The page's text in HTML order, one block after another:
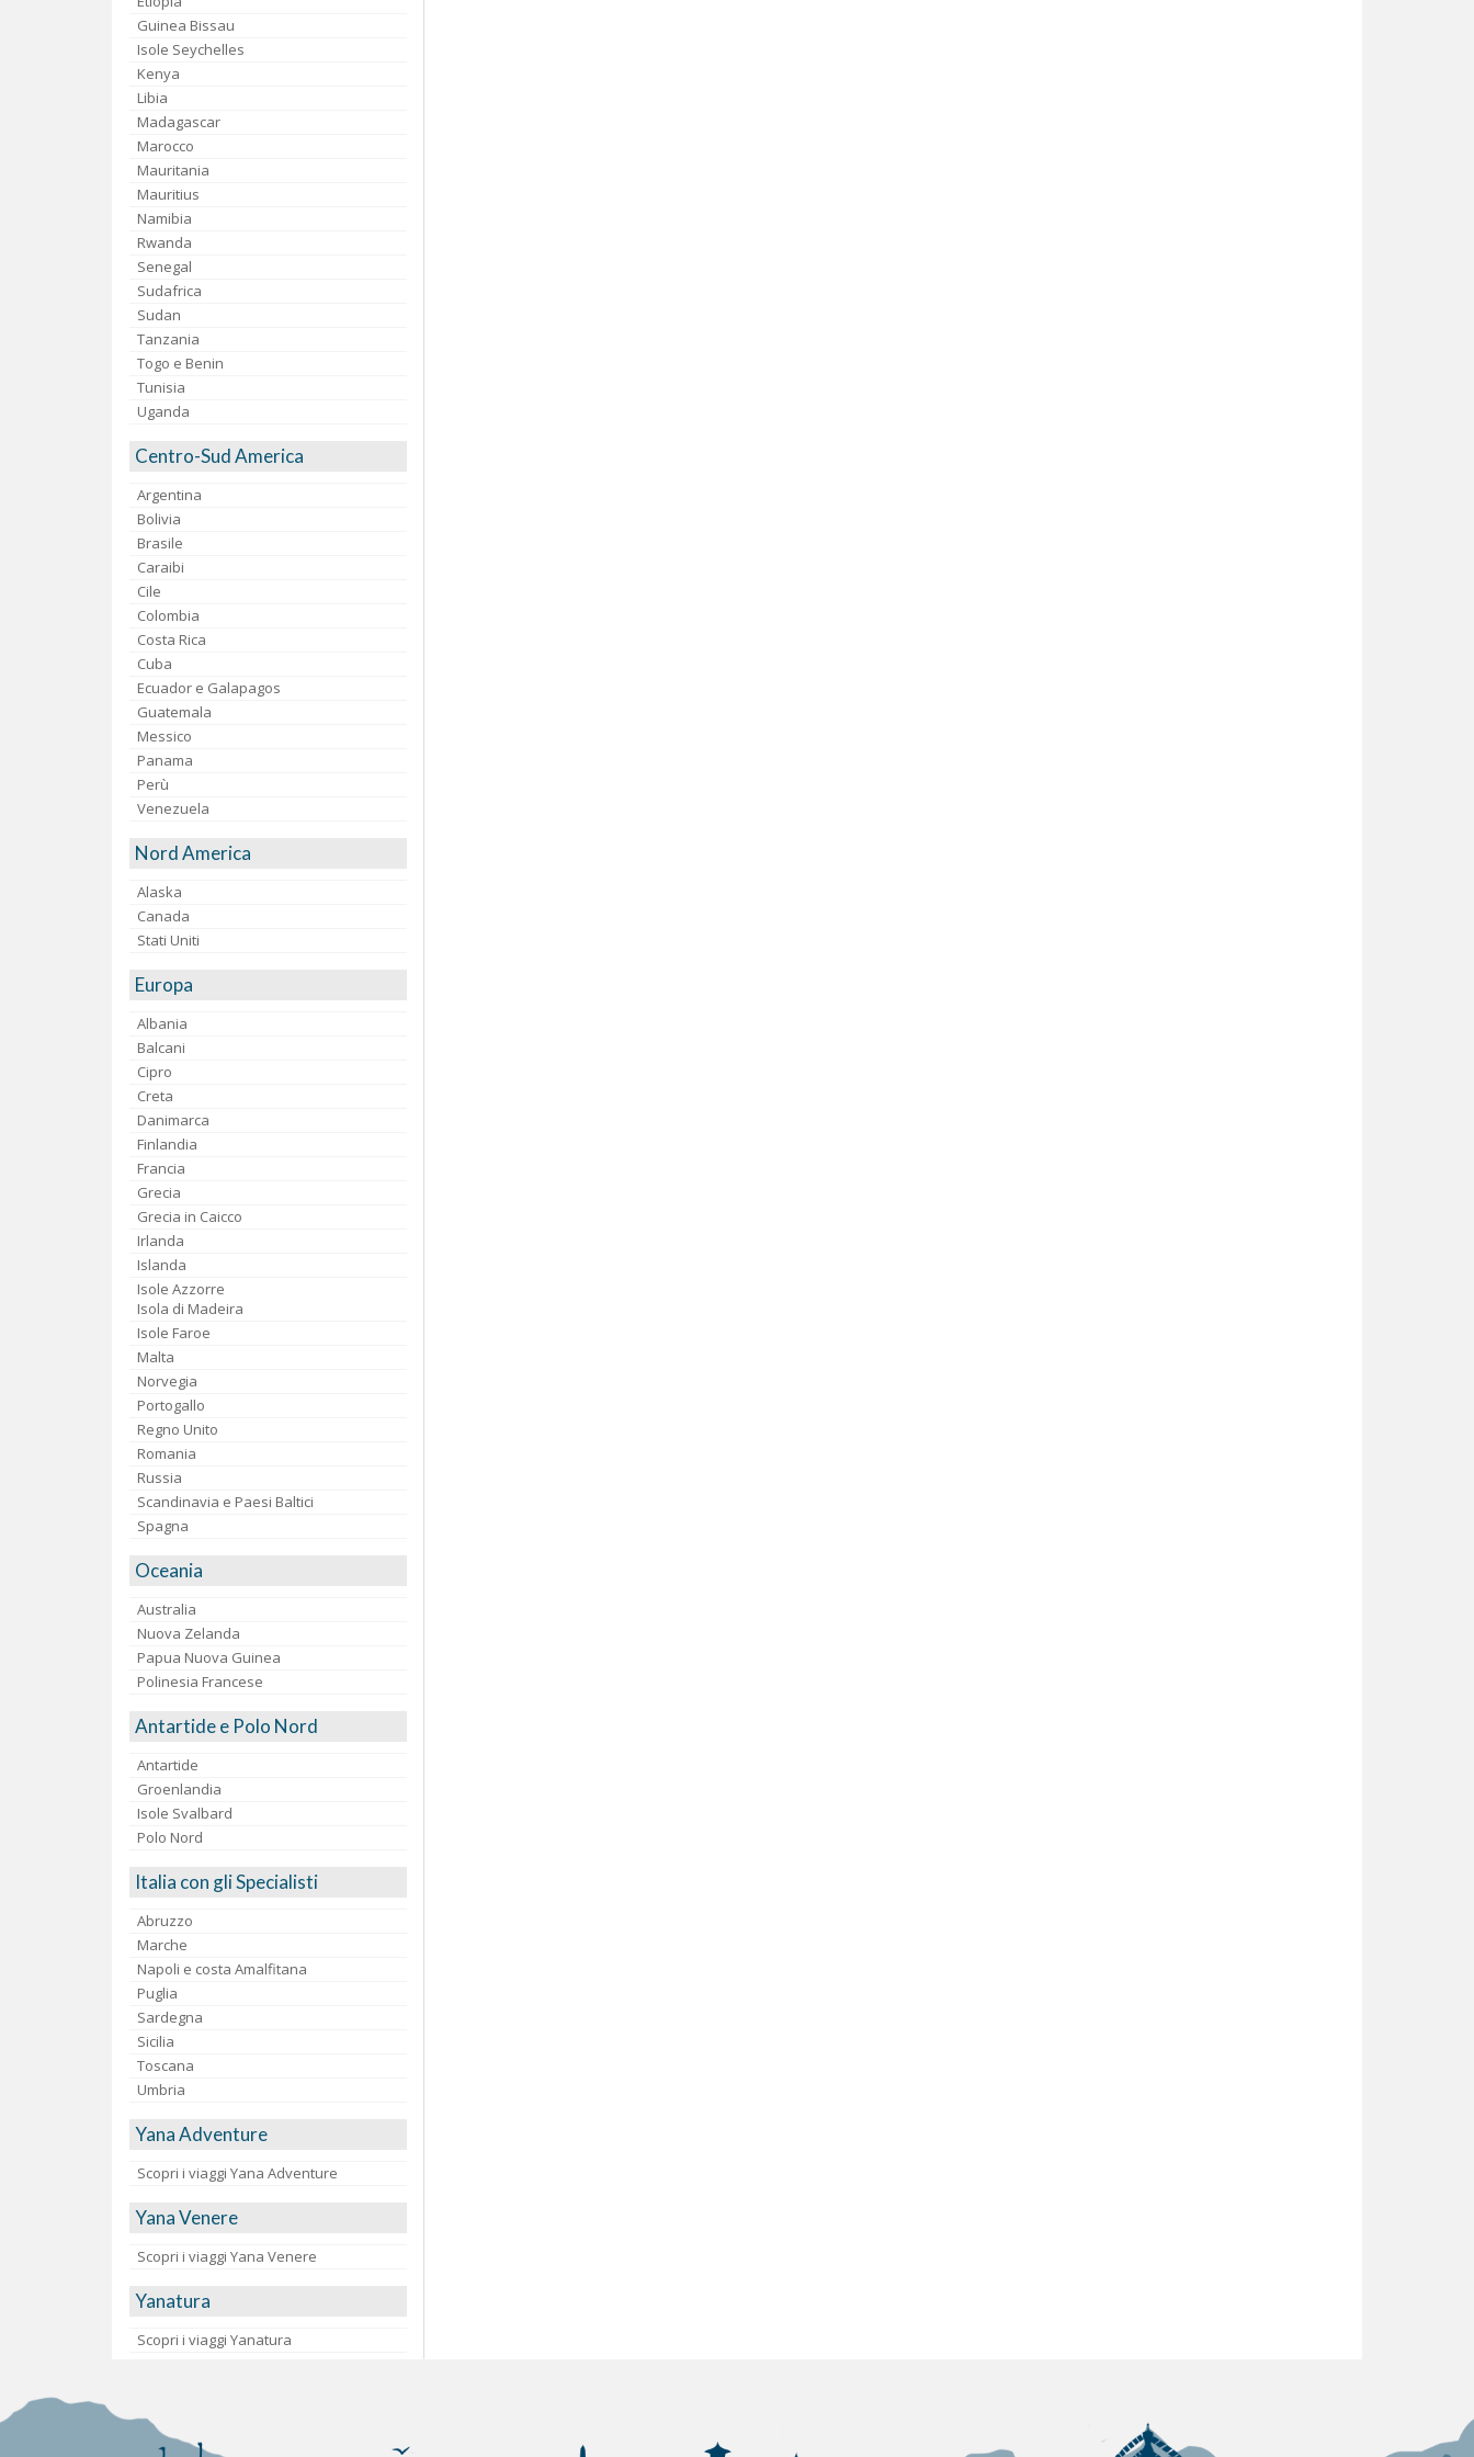
Guinea Bissau
Isole Seychelles
Kenya
Libia
Madagascar
Marocco
Mauritania
Mauritius
Namibia
Rwanda
Senegal
Sudafrica
Sudan
Tanzania
Togo e Benin
Tunisia
Uganda
Centro-Sud America
Argentina
Bolivia
Brasile
Caraibi
Cile
Colombia
Costa Rica
Cuba
Ecuador e Galapagos
Guatemala
Messico
Panama
Perù
Venezuela
Nord America
Alaska
Canada
Stati Uniti
Europa
Albania
Balcani
Cipro
Creta
Danimarca
Finlandia
Francia
Grecia
Grecia in Caicco
Irlanda
Islanda
Isole Azzorre
Isola di Madeira
Isole Faroe
Malta
Norvegia
Portogallo
Regno Unito
Romania
Russia
Scandinavia e Paesi Baltici
Spagna
Oceania
Australia
Nuova Zelanda
Papua Nuova Guinea
Polinesia Francese
Antartide e Polo Nord
Antartide
Groenlandia
Isole Svalbard
Polo Nord
Italia con gli Specialisti
Abruzzo
Marche
Napoli e costa Amalfitana
Puglia
Sardegna
Sicilia
Toscana
Umbria
Yana Adventure
Scopri i viaggi Yana Adventure
Yana Venere
Scopri i viaggi Yana Venere
Yanatura
Scopri i viaggi Yanatura